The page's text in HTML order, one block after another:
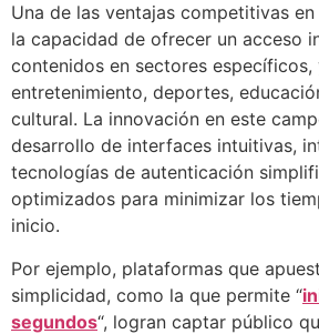
Una de las ventajas competitivas
la capacidad de ofrecer un acceso
contenidos en sectores específicos,
entretenimiento, deportes,
cultural. La innovación en este
desarrollo de interfaces intuitivas,
tecnologías de autenticación
optimizados para minimizar los
inicio.
Por ejemplo, plataformas que
simplicidad, como la que permite “
segundos“, logran captar público